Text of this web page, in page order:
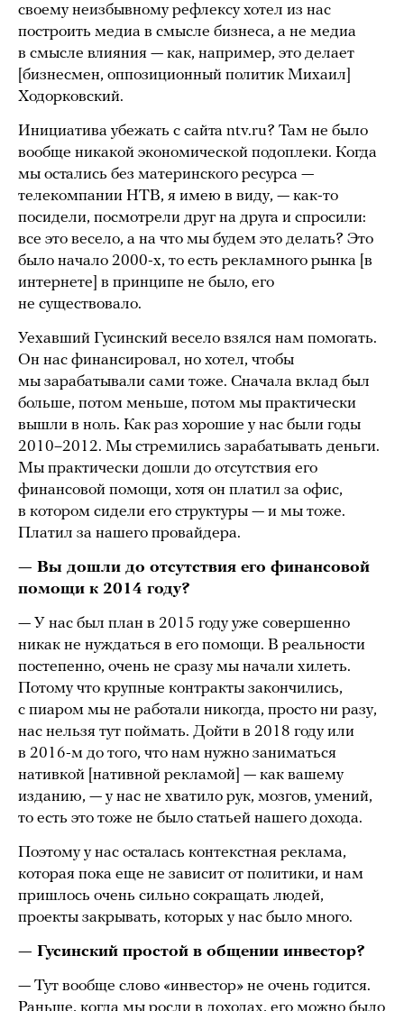
своему неизбывному рефлексу хотел из нас
построить медиа в смысле бизнеса, а не медиа
в смысле влияния — как, например, это делает
[бизнесмен, оппозиционный политик Михаил]
Ходорковский.
Инициатива убежать с сайта ntv.ru? Там не было
вообще никакой экономической подоплеки. Когда
мы остались без материнского ресурса —
телекомпании НТВ, я имею в виду, — как-то
посидели, посмотрели друг на друга и спросили:
все это весело, а на что мы будем это делать? Это
было начало 2000-х, то есть рекламного рынка [в
интернете] в принципе не было, его
не существовало.
Уехавший Гусинский весело взялся нам помогать.
Он нас финансировал, но хотел, чтобы
мы зарабатывали сами тоже. Сначала вклад был
больше, потом меньше, потом мы практически
вышли в ноль. Как раз хорошие у нас были годы
2010–2012. Мы стремились зарабатывать деньги.
Мы практически дошли до отсутствия его
финансовой помощи, хотя он платил за офис,
в котором сидели его структуры — и мы тоже.
Платил за нашего провайдера.
— Вы дошли до отсутствия его финансовой
помощи к 2014 году?
— У нас был план в 2015 году уже совершенно
никак не нуждаться в его помощи. В реальности
постепенно, очень не сразу мы начали хилеть.
Потому что крупные контракты закончились,
с пиаром мы не работали никогда, просто ни разу,
нас нельзя тут поймать. Дойти в 2018 году или
в 2016-м до того, что нам нужно заниматься
нативкой [нативной рекламой] — как вашему
изданию, — у нас не хватило рук, мозгов, умений,
то есть это тоже не было статьей нашего дохода.
Поэтому у нас осталась контекстная реклама,
которая пока еще не зависит от политики, и нам
пришлось очень сильно сокращать людей,
проекты закрывать, которых у нас было много.
— Гусинский простой в общении инвестор?
— Тут вообще слово «инвестор» не очень годится.